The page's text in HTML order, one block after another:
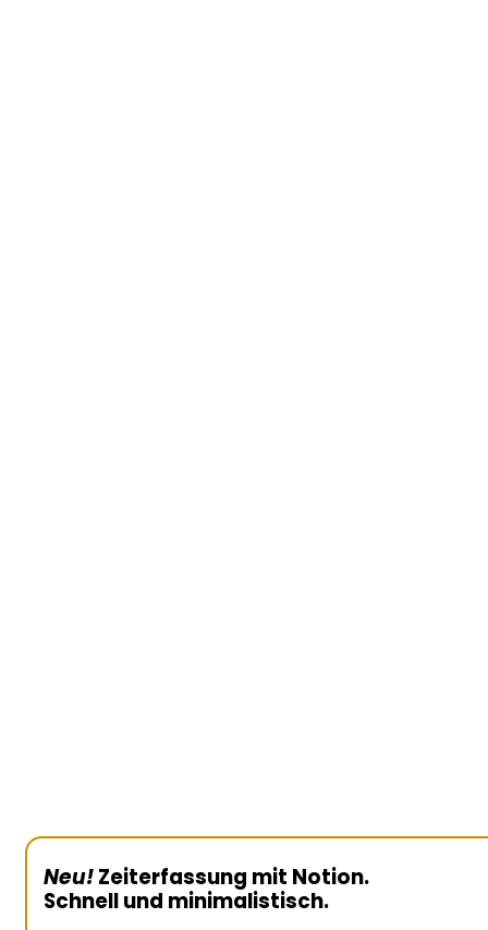
Neu!Zeiterfassung mit Notion.
Schnell und minimalistisch.